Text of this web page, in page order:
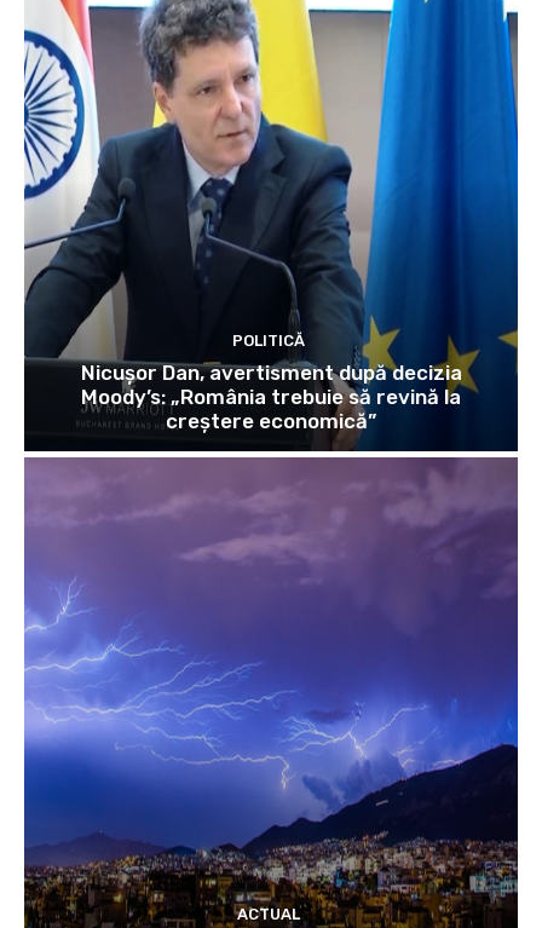
POLITICĂ
Nicușor Dan, avertisment după decizia
Moody’s: „România trebuie să revină la
creștere economică”
ACTUAL